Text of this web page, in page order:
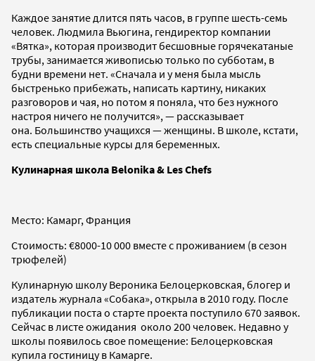
Каждое занятие длится пять часов, в группе шесть-семь
человек. Людмила Вьюгина, гендиректор компании
«Вятка», которая производит бесшовные горячекатаные
трубы, занимается живописью только по субботам, в
будни времени нет. «Сначала и у меня была мысль
быстренько прибежать, написать картину, никаких
разговоров и чая, но потом я поняла, что без нужного
настроя ничего не получится», — рассказывает
она. Большинство учащихся — женщины. В школе, кстати,
есть специальные курсы для беременных.
Кулинарная школа Belonika & Les Chefs
Место: Камарг, Франция
Стоимость: €8000-10 000 вместе с проживанием (в сезон
трюфелей)
Кулинарную школу Вероника Белоцерковская, блогер и
издатель журнала «Собака», открыла в 2010 году. После
публикации поста о старте проекта поступило 670 заявок.
Сейчас в листе ожидания около 200 человек. Недавно у
школы появилось свое помещение: Белоцерковская
купила гостиницу в Камарге.